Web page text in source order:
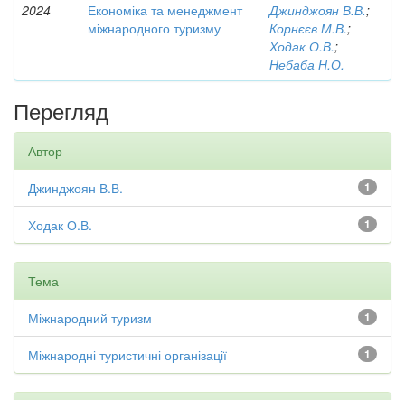
2024
Економіка та менеджмент
міжнародного туризму
Джинджоян В.В.;
Корнєєв М.В.;
Ходак О.В.;
Небаба Н.О.
Перегляд
Автор
1
Джинджоян В.В.
1
Ходак О.В.
Тема
1
Міжнародний туризм
1
Міжнародні туристичні організації